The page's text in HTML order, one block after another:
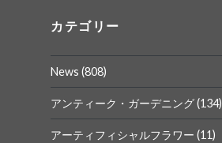
ロ
フ
ー
ル
を
Facebook
で
表
示
ロ
フ
ー
ル
を
Instagram
で
表
示
カテゴリー
News (808)
アンティーク・ガーデニング(134)
アーティフィシャルフラワー (11)